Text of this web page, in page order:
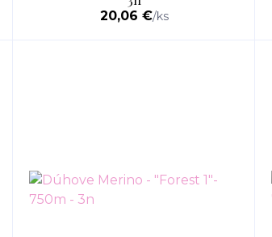
20,06 €/ks